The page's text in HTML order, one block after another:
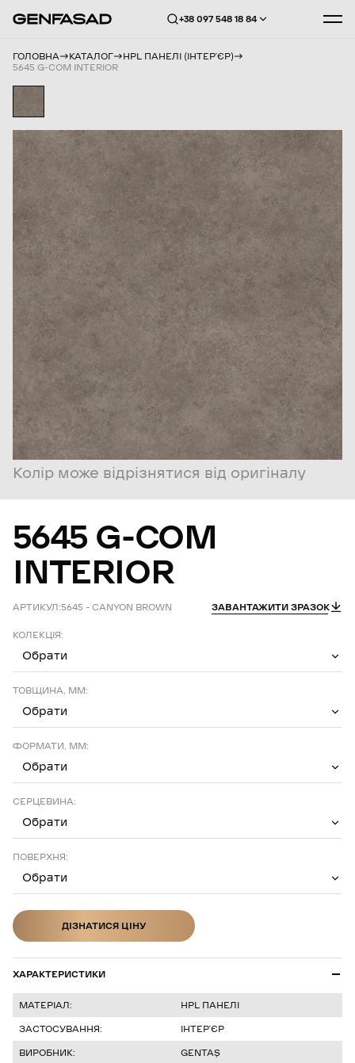
+38 097 548 18 84
ГОЛОВНА КАТАЛОГ
HPL ПАНЕЛІ (ІНТЕРʼЄР)
5645 G-COM INTERIOR
Колір може відрізнятися від оригіналу
5645 G-COM
INTERIOR
АРТИКУЛ:5645 – CANYON BROWN ЗАВАНТАЖИТИ ЗРАЗОК
КОЛЕКЦІЯ:
Обрати
ТОВЩИНА, ММ:
Обрати
ФОРМАТИ, ММ:
Обрати
СЕРЦЕВИНА:
Обрати
ПОВЕРХНЯ:
Обрати
ДІЗНАТИСЯ ЦІНУ
ХАРАКТЕРИСТИКИ
МАТЕРІАЛ:
HPL ПАНЕЛІ
ЗАСТОСУВАННЯ:
ІНТЕР’ЄР
ВИРОБНИК:
GENTAŞ